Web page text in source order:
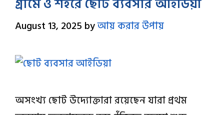
August 13, 2025 byআয় করার উপায়
অসংখ্য ছোট উদ্যোক্তারা রয়েছেন যারা প্রথম